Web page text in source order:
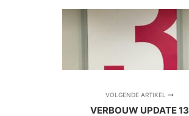
VOLGENDE ARTIKEL
VERBOUW UPDATE 13